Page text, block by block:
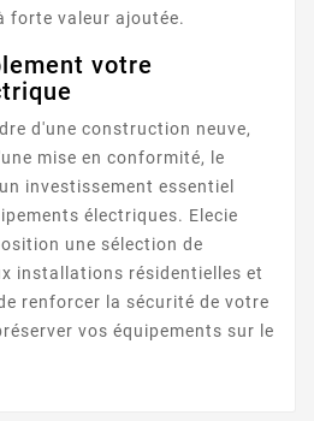
forte valeur ajoutée.
votre
d'une construction neuve,
mise en conformité, le
investissement essentiel
électriques. Elecie
une sélection de
installations résidentielles et
renforcer la sécurité de votre
vos équipements sur le